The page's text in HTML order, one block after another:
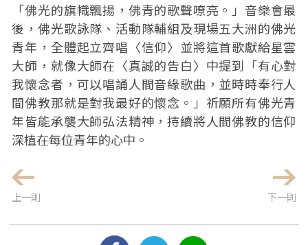
「佛光的旗幟飄揚，佛青的歌聲嘹亮。」音樂會最
後，佛光歌詠隊、活動隊輔組及現場五大洲的佛光
青年，全體起立齊唱〈信仰〉並將這首歌獻給星雲
大師，就像大師在〈真誠的告白〉中提到「有心對
我懷念者，可以唱誦人間音緣歌曲，並時時奉行人
間佛教那就是對我最好的懷念。」祈願所有佛光青
年皆能承襲大師弘法精神，持續將人間佛教的信仰
深植在每位青年的心中。
上一則 下一則